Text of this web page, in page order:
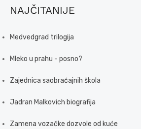
NAJČITANIJE
Medvedgrad trilogija
Mleko u prahu - posno?
Zajednica saobraćajnih škola
Jadran Malkovich biografija
Zamena vozačke dozvole od kuće